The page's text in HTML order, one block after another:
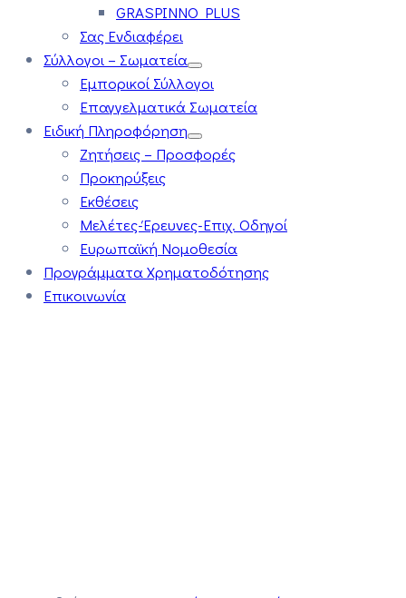
GRASPINNO PLUS
Σας Ενδιαφέρει
Σύλλογοι – Σωματεία
Εμπορικοί Σύλλογοι
Επαγγελματικά Σωματεία
Ειδική Πληροφόρηση
Ζητήσεις – Προσφορές
Προκηρύξεις
Εκθέσεις
Μελέτες-Έρευνες-Επιχ. Οδηγοί
Ευρωπαϊκή Νομοθεσία
Προγράμματα Χρηματοδότησης
Επικοινωνία